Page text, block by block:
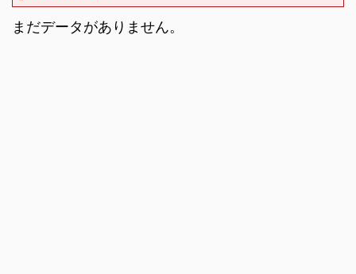
まだデータがありません。